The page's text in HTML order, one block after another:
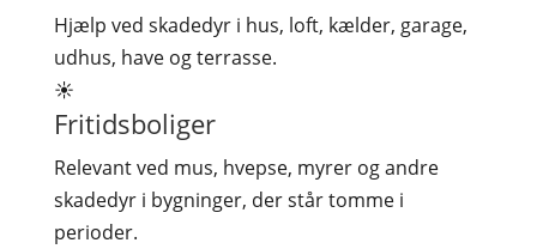
Hjælp ved skadedyr i hus, loft, kælder, garage,
udhus, have og terrasse.
☀
Fritidsboliger
Relevant ved mus, hvepse, myrer og andre
skadedyr i bygninger, der står tomme i
perioder.